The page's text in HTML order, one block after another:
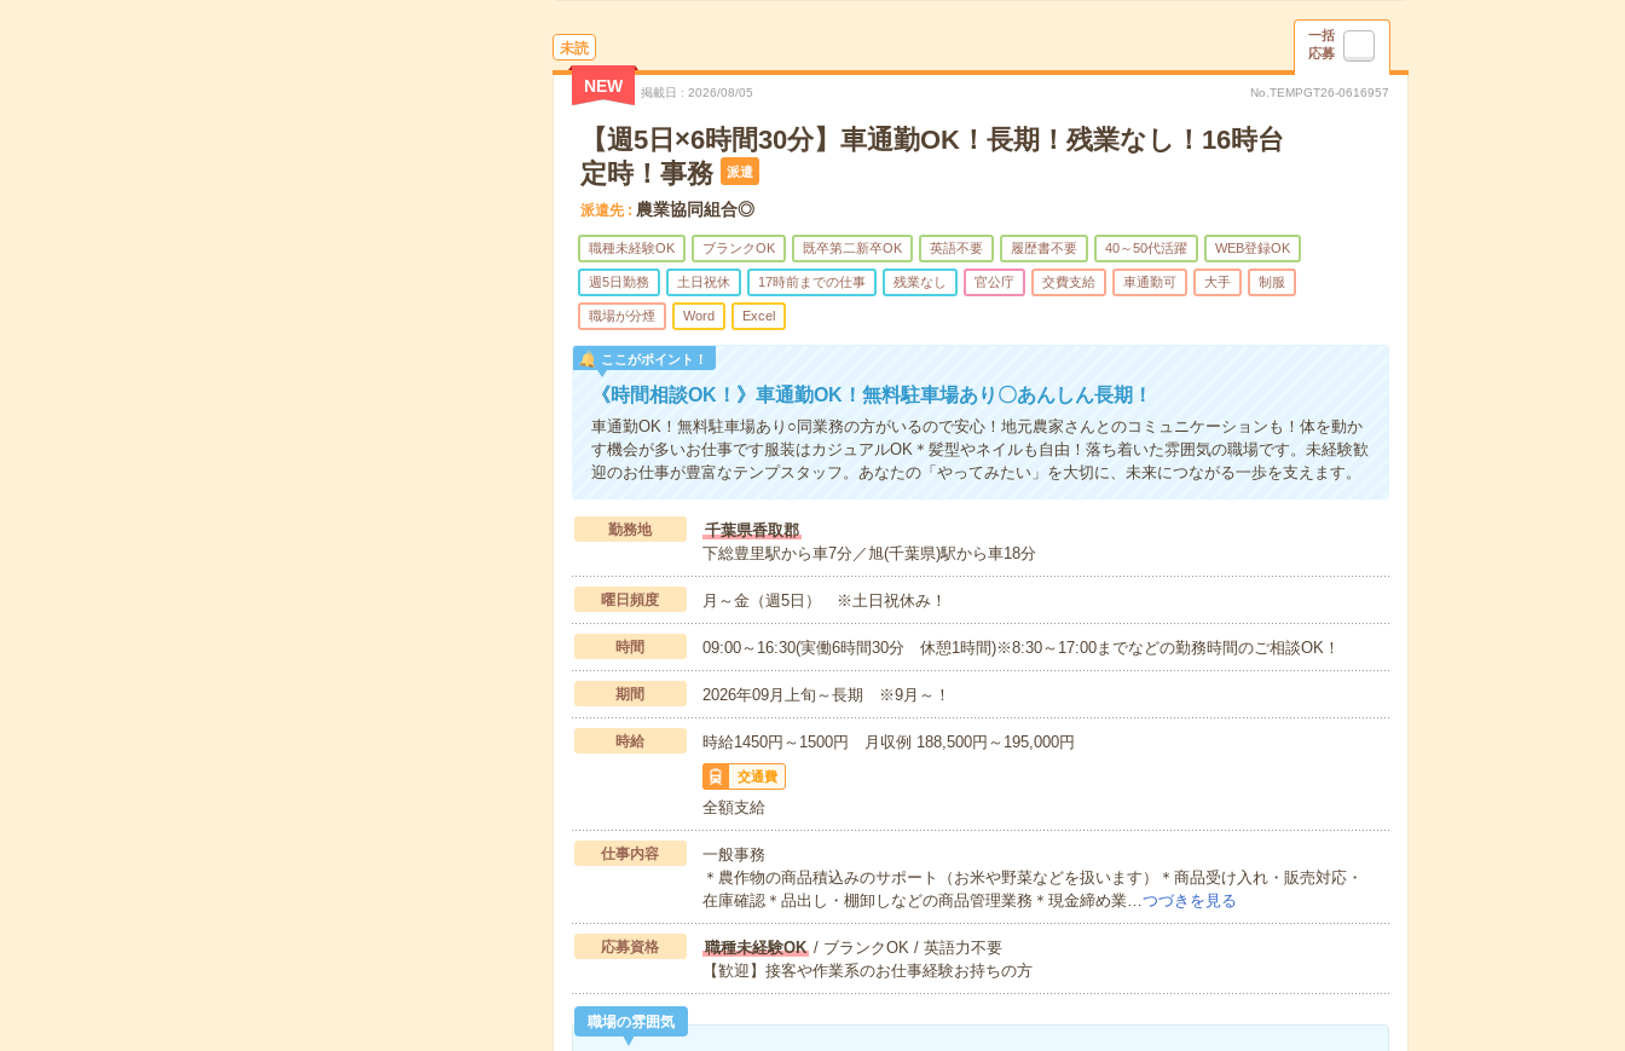
未読
一括
応募
NEW 掲載日 2026/08/05 No.TEMPGT26-0616957
【週5日×6時間30分】車通勤OK！長期！残業なし！16時台
定時！事務
派遣
派遣先 農業協同組合◎
職種未経験OK ブランクOK 既卒第二新卒OK 英語不要 履歴書不要 40～50代活躍 WEB登録OK
週5日勤務 土日祝休 17時前までの仕事 残業なし 官公庁 交費支給 車通勤可 大手 制服
職場が分煙 Word Excel
ここがポイント！
《時間相談OK！》車通勤OK！無料駐車場あり〇あんしん長期！
車通勤OK！無料駐車場あり○同業務の方がいるので安心！地元農家さんとのコミュニケーションも！体を動か
す機会が多いお仕事です服装はカジュアルOK＊髪型やネイルも自由！落ち着いた雰囲気の職場です。未経験歓
迎のお仕事が豊富なテンプスタッフ。あなたの「やってみたい」を大切に、未来につながる一歩を支えます。
勤務地
千葉県香取郡
下総豊里駅から車7分／旭(千葉県)駅から車18分
曜日頻度 月～金（週5日） ※土日祝休み！
時間 09:00～16:30(実働6時間30分 休憩1時間)※8:30～17:00までなどの勤務時間のご相談OK！
期間 2026年09月上旬～長期 ※9月～！
時給 時給1450円～1500円 月収例 188,500円～195,000円
交通費
全額支給
仕事内容
一般事務
＊農作物の商品積込みのサポート（お米や野菜などを扱います）＊商品受け入れ・販売対応・
在庫確認＊品出し・棚卸しなどの商品管理業務＊現金締め業…つづきを見る
応募資格 職種未経験OK/ ブランクOK / 英語力不要
【歓迎】接客や作業系のお仕事経験お持ちの方
職場の雰囲気